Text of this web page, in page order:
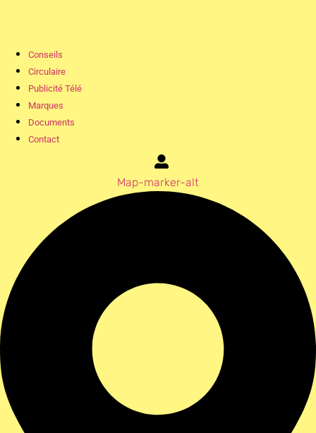
Conseils
Circulaire
Publicité Télé
Marques
Documents
Contact
Map-marker-alt